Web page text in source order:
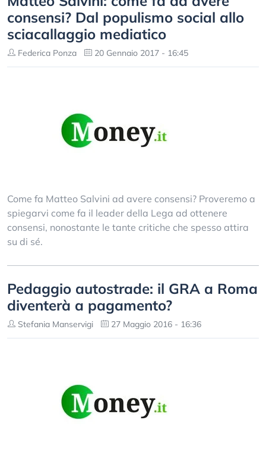
consensi? Dal populismo social allo
sciacallaggio mediatico
Federica Ponza 20 Gennaio 2017 - 16:45
Come fa Matteo Salvini ad avere consensi? Proveremo a
spiegarvi come fa il leader della Lega ad ottenere
consensi, nonostante le tante critiche che spesso attira
su di sé.
Pedaggio autostrade: il GRA a Roma
diventerà a pagamento?
Stefania Manservigi 27 Maggio 2016 - 16:36